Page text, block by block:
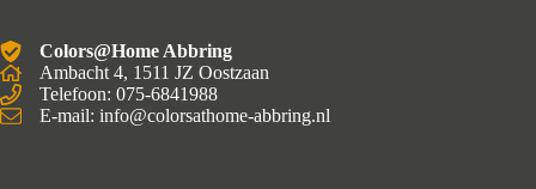
Colors@Home Abbring
Ambacht 4, 1511 JZ Oostzaan
Telefoon: 075-6841988
E-mail: info@colorsathome-abbring.nl